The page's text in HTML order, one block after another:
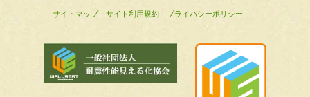
サイトマップ サイト利用規約 プライバシーポリシー